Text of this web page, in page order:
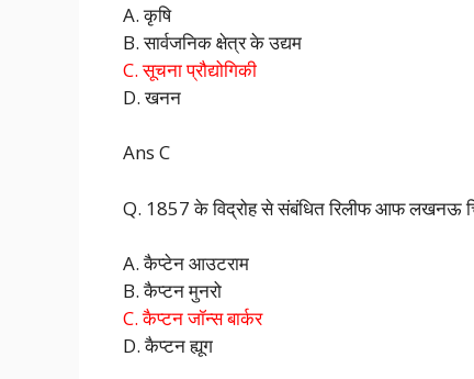
A. कृषि
B. सार्वजनिक क्षेत्र के उद्यम
C. सूचना प्रौद्योगिकी
D. खनन
Ans C
Q. 1857 के विद्रोह से संबंधित रिलीफ आफ लखनऊ
A. कैप्टेन आउटराम
B. कैप्टन मुनरो
C. कैप्टन जॉन्स बार्कर
D. कैप्टन ह्यूग